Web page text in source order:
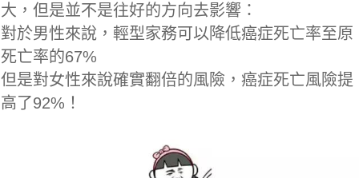
大，但是並不是往好的方向去影響：
對於男性來說，輕型家務可以降低癌症死亡率至原
死亡率的67%
但是對女性來說確實翻倍的風險，癌症死亡風險提
高了92%！